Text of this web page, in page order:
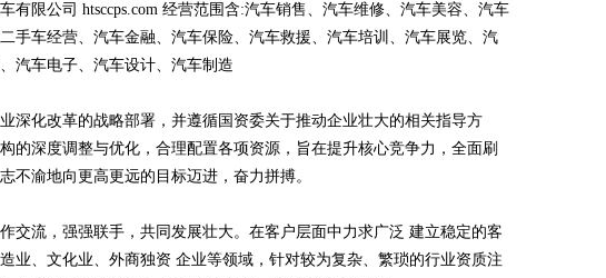
有限公司 htsccps.com 经营范围含:汽车销售、汽车维修、汽车美容、汽车
手车经营、汽车金融、汽车保险、汽车救援、汽车培训、汽车展览、汽
汽车电子、汽车设计、汽车制造
深化改革的战略部署，并遵循国资委关于推动企业壮大的相关指导方
的深度调整与优化，合理配置各项资源，旨在提升核心竞争力，全面刷
不渝地向更高更远的目标迈进，奋力拼搏。
交流，强强联手，共同发展壮大。在客户层面中力求广泛 建立稳定的客
业、文化业、外商独资 企业等领域，针对较为复杂、繁琐的行业资质注